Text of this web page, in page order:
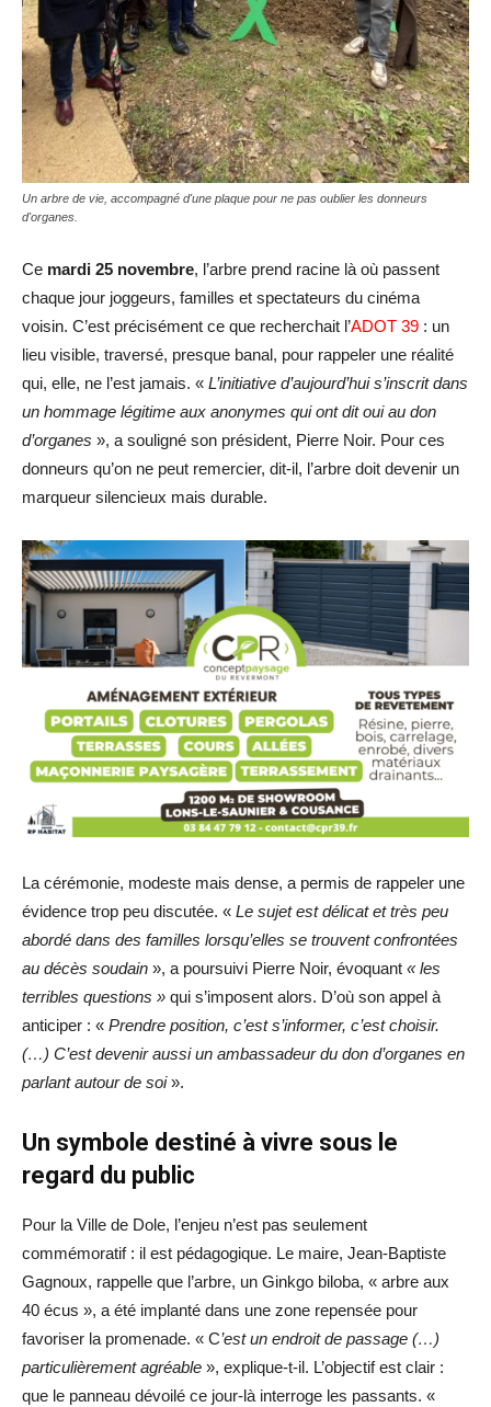
Un arbre de vie, accompagné d'une plaque pour ne pas oublier les donneurs
d'organes.
Ce mardi 25 novembre, l’arbre prend racine là où passent
chaque jour joggeurs, familles et spectateurs du cinéma
voisin. C’est précisément ce que recherchait l’ADOT 39 : un
lieu visible, traversé, presque banal, pour rappeler une réalité
qui, elle, ne l’est jamais. « L’initiative d’aujourd’hui s’inscrit dans
un hommage légitime aux anonymes qui ont dit oui au don
d’organes », a souligné son président, Pierre Noir. Pour ces
donneurs qu’on ne peut remercier, dit-il, l’arbre doit devenir un
marqueur silencieux mais durable.
La cérémonie, modeste mais dense, a permis de rappeler une
évidence trop peu discutée. « Le sujet est délicat et très peu
abordé dans des familles lorsqu’elles se trouvent confrontées
au décès soudain », a poursuivi Pierre Noir, évoquant « les
terribles questions » qui s’imposent alors. D’où son appel à
anticiper : « Prendre position, c’est s’informer, c’est choisir.
(…) C’est devenir aussi un ambassadeur du don d’organes en
parlant autour de soi».
Un symbole destiné à vivre sous le
regard du public
Pour la Ville de Dole, l’enjeu n’est pas seulement
commémoratif : il est pédagogique. Le maire, Jean-Baptiste
Gagnoux, rappelle que l’arbre, un Ginkgo biloba, « arbre aux
40 écus », a été implanté dans une zone repensée pour
favoriser la promenade. « C’est un endroit de passage (…)
particulièrement agréable », explique-t-il. L’objectif est clair :
que le panneau dévoilé ce jour-là interroge les passants. «